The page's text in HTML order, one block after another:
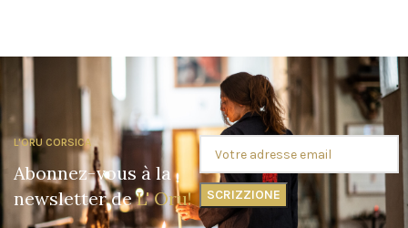
L'ORU CORSICA
Abonnez-vous à la
newsletter deL' Oru!